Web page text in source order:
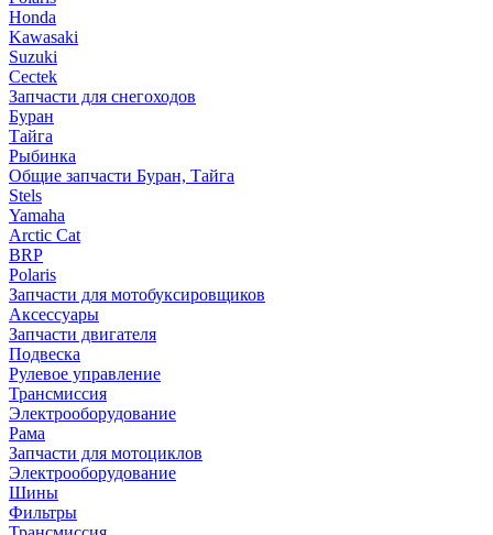
Honda
Kawasaki
Suzuki
Cectek
Запчасти для снегоходов
Буран
Тайга
Рыбинка
Общие запчасти Буран, Тайга
Stels
Yamaha
Arctic Cat
BRP
Polaris
Запчасти для мотобуксировщиков
Аксессуары
Запчасти двигателя
Подвеска
Рулевое управление
Трансмиссия
Электрооборудование
Рама
Запчасти для мотоциклов
Электрооборудование
Шины
Фильтры